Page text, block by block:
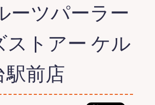
ーツパーラー
ストアー ケル
駅前店